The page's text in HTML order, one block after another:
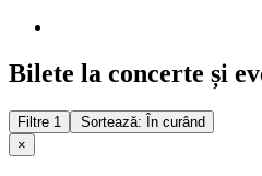
Bilete la concerte și
Filtre 1
Sortează: În curând
×